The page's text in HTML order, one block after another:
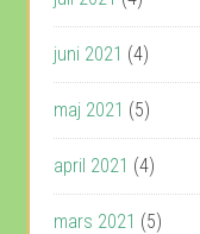
juni 2021 (4)
maj 2021 (5)
april 2021 (4)
mars 2021 (5)